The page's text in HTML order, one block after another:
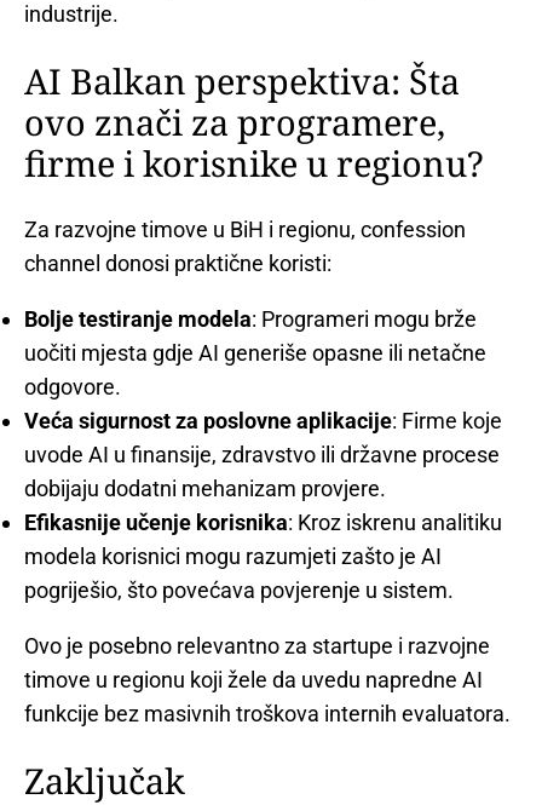
industrije.
AI Balkan perspektiva: Šta
ovo znači za programere,
firme i korisnike u regionu?
Za razvojne timove u BiH i regionu, confession
channel donosi praktične koristi:
Bolje testiranje modela: Programeri mogu brže
uočiti mjesta gdje AI generiše opasne ili netačne
odgovore.
Veća sigurnost za poslovne aplikacije: Firme koje
uvode AI u finansije, zdravstvo ili državne procese
dobijaju dodatni mehanizam provjere.
Efikasnije učenje korisnika: Kroz iskrenu analitiku
modela korisnici mogu razumjeti zašto je AI
pogriješio, što povećava povjerenje u sistem.
Ovo je posebno relevantno za startupe i razvojne
timove u regionu koji žele da uvedu napredne AI
funkcije bez masivnih troškova internih evaluatora.
Zaključak